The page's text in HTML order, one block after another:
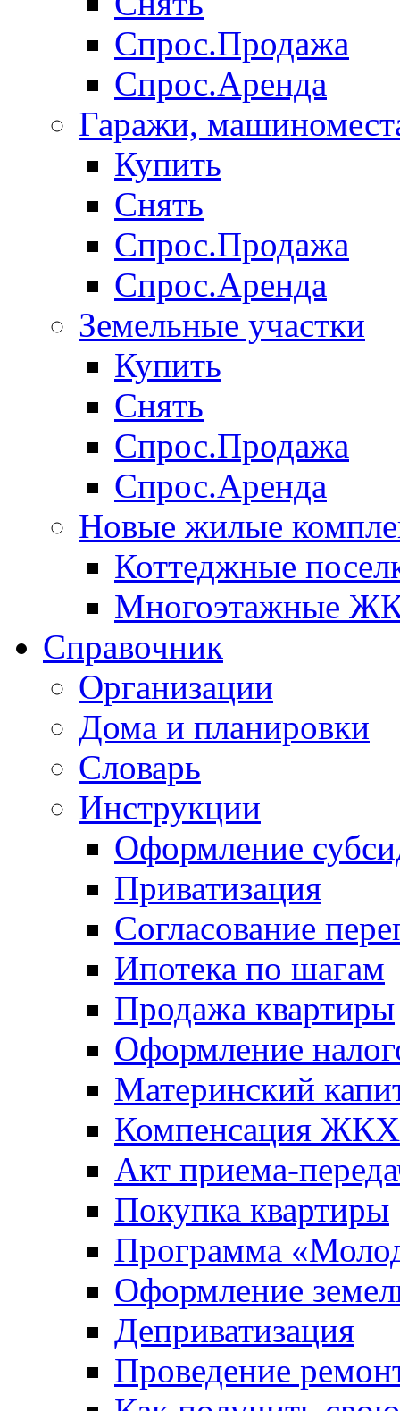
Спрос.Продажа
Спрос.Аренда
Гаражи,
Купить
Снять
Спрос.Продажа
Спрос.Аренда
Земельные участки
Купить
Снять
Спрос.Продажа
Спрос.Аренда
Новые жилые
Коттеджные
Многоэтажные
Справочник
Организации
Дома и планировки
Словарь
Инструкции
Оформление
Приватизация
Согласование
Ипотека по шагам
Продажа квартиры
Оформление
Материнский
Компенсация ЖКХ
Акт приема-
Покупка квартиры
Программа
Оформление
Деприватизация
Проведение